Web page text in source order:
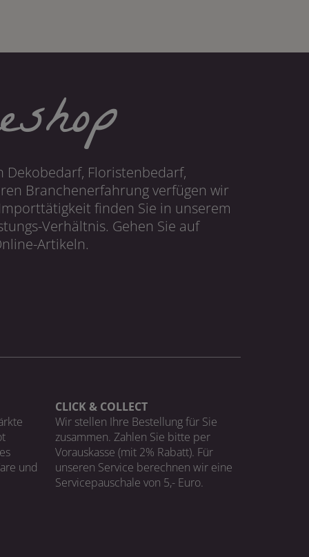
Floristenbedarf,
Branchenerfahrung verfügen wir
finden Sie in unserem
Verhältnis. Gehen Sie auf
Artikeln.
und
CLICK & COLLECT
Wir stellen Ihre Bestellung für Sie
zusammen. Zahlen Sie bitte per
Vorauskasse (mit 2% Rabatt). Für
unseren Service berechnen wir eine
Servicepauschale von 5,- Euro.